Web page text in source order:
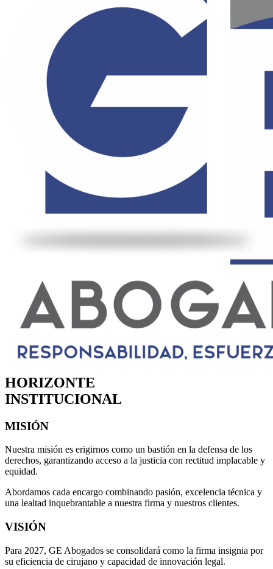
HORIZONTE
INSTITUCIONAL
MISIÓN
Nuestra misión es erigirnos como un bastión en la defensa de los
derechos, garantizando acceso a la justicia con rectitud implacable y
equidad.
Abordamos cada encargo combinando pasión, excelencia técnica y
una lealtad inquebrantable a nuestra firma y nuestros clientes.
VISIÓN
Para 2027, GE Abogados se consolidará como la firma insignia por
su eficiencia de cirujano y capacidad de innovación legal.